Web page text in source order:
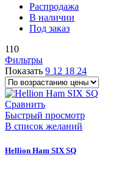
Распродажа
В наличии
Под заказ
110
Фильтры
Показать 9 12 18 24
Сравнить
Быстрый просмотр
В список желаний
Hellion Ham SIX SQ